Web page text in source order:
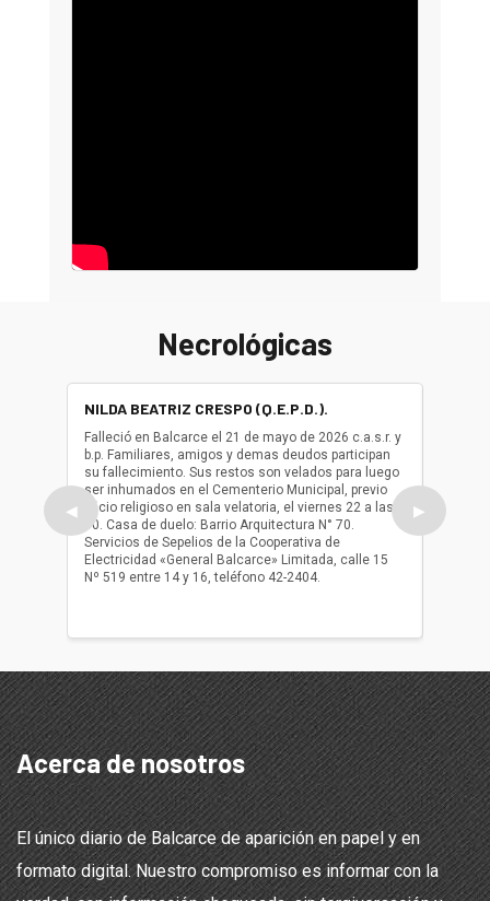
Necrológicas
◀
NILDA BEATRIZ CRESPO (Q.E.P.D.).
Falleció en Balcarce el 21 de mayo de 2026 c.a.s.r. y
b.p. Familiares, amigos y demas deudos participan
su fallecimiento. Sus restos son velados para luego
ser inhumados en el Cementerio Municipal, previo
oficio religioso en sala velatoria, el viernes 22 a las
10. Casa de duelo: Barrio Arquitectura N° 70.
Servicios de Sepelios de la Cooperativa de
Electricidad «General Balcarce» Limitada, calle 15
Nº 519 entre 14 y 16, teléfono 42-2404.
ser
oficio
▶
Acerca de nosotros
El único diario de Balcarce de aparición en papel y en
formato digital. Nuestro compromiso es informar con la